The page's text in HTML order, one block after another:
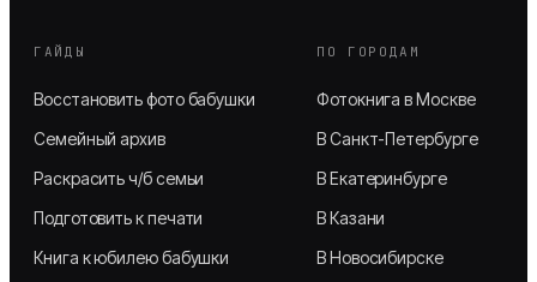
ГАЙДЫ
Восстановить фото бабушки
Семейный архив
Раскрасить ч/б семьи
Подготовить к печати
Книга к юбилею бабушки
ПО ГОРОДАМ
Фотокнига в Москве
В Санкт-Петербурге
В Екатеринбурге
В Казани
В Новосибирске